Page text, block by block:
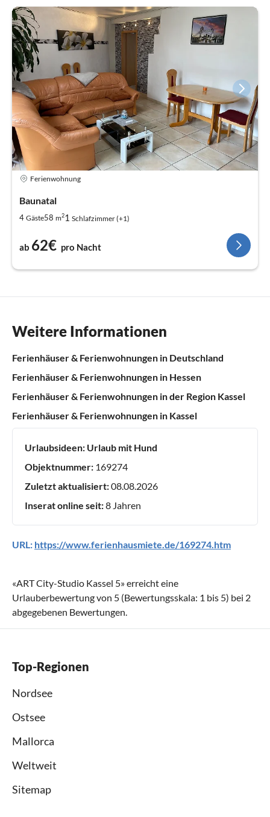
Ferienwohnung
Baunatal
4 Gäste58 m21 Schlafzimmer (+1)
ab 62€ pro Nacht
Weitere Informationen
Ferienhäuser & Ferienwohnungen in Deutschland
Ferienhäuser & Ferienwohnungen in Hessen
Ferienhäuser & Ferienwohnungen in der Region Kassel
Ferienhäuser & Ferienwohnungen in Kassel
Urlaubsideen: Urlaub mit Hund
Objektnummer: 169274
Zuletzt aktualisiert:08.08.2026
Inserat online seit:8 Jahren
URL: https://www.ferienhausmiete.de/169274.htm
«ART City-Studio Kassel 5» erreicht eine
Urlauberbewertung von 5 (Bewertungsskala: 1 bis 5) bei 2
abgegebenen Bewertungen.
Top-Regionen
Nordsee
Ostsee
Mallorca
Weltweit
Sitemap